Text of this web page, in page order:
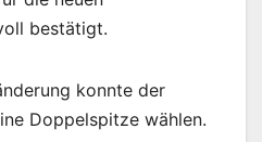
bestätigt.
konnte der
Doppelspitze wählen.